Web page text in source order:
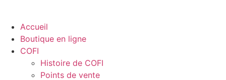
Accueil
Boutique en ligne
COFI
Histoire de COFI
Points de vente